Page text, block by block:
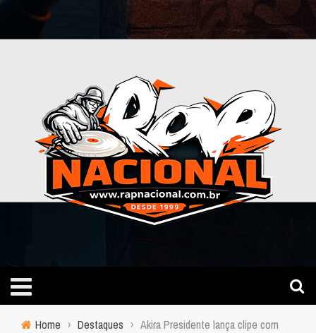
Home › Destaques › Akira Presidente lança clipe com